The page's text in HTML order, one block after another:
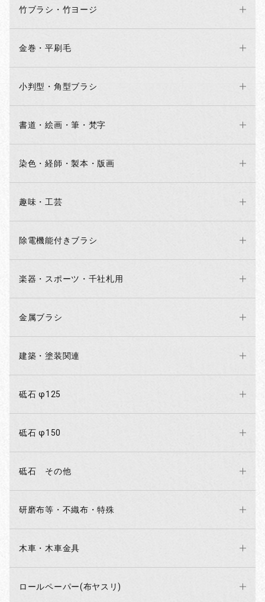
竹ブラシ・竹ヨージ
金巻・平刷毛
小判型・角型ブラシ
書道・絵画・筆・梵字
染色・経師・製本・版画
趣味・工芸
除電機能付きブラシ
楽器・スポーツ・千社札用
金属ブラシ
建築・塗装関連
砥石 φ125
砥石 φ150
砥石 その他
研磨布等・不織布・特殊
木車・木車金具
ロールペーパー(布ヤスリ)